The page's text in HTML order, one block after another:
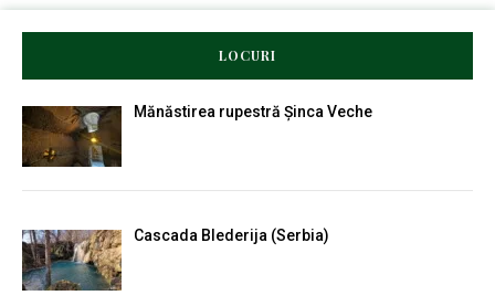
LOCURI
Mănăstirea rupestră Șinca Veche
Cascada Blederija (Serbia)